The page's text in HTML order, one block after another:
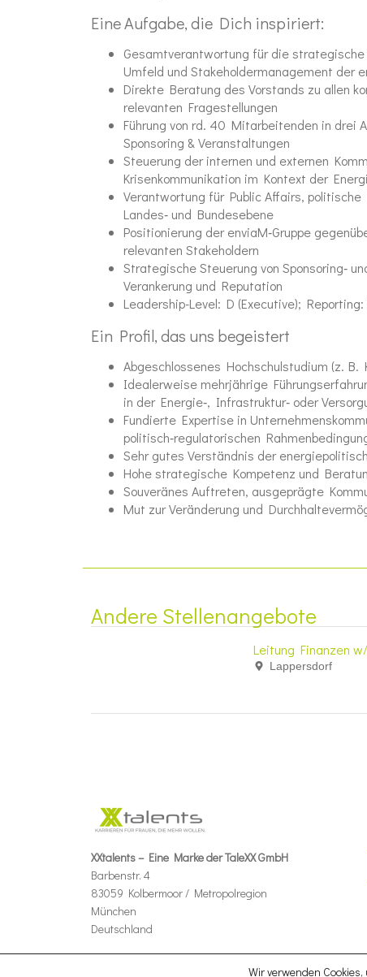
Eine Aufgabe, die Dich inspiriert:
Gesamtverantwortung für die
Umfeld und Stakeholdermanagement der
Direkte Beratung des Vorstands zu allen
relevanten Fragestellungen
Führung von rd. 40 Mitarbeitenden in drei
Sponsoring & Veranstaltungen
Steuerung der internen und externen
Krisenkommunikation im Kontext der
Verantwortung für Public Affairs, politische
Landes‑ und Bundesebene
Positionierung der enviaM‑Gruppe
relevanten Stakeholdern
Strategische Steuerung von Sponsoring‑
Verankerung und Reputation
Leadership-Level: D (Executive);
Ein Profil, das uns begeistert
Abgeschlossenes Hochschulstudium (z.
Idealerweise mehrjährige
in der Energie‑, Infrastruktur‑ oder
Fundierte Expertise in
politisch‑regulatorischen
Sehr gutes Verständnis der
Hohe strategische Kompetenz und
Souveränes Auftreten, ausgeprägte
Mut zur Veränderung und
Andere Stellenangebote
Leitung Finanzen
Lappersdorf
XXtalents – Eine Marke der TaleXX GmbH
Barbenstr. 4
83059 Kolbermoor / Metropolregion
München
Deutschland
Wir verwenden